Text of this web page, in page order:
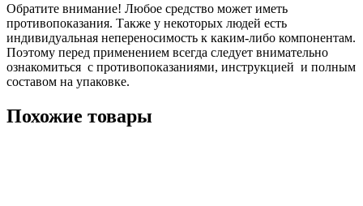
Обратите внимание! Любое средство может иметь
противопоказания. Также у некоторых людей есть
индивидуальная непереносимость к каким-либо компонентам.
Поэтому перед применением всегда следует внимательно
ознакомиться с противопоказаниями, инструкцией и полным
составом на упаковке.
Похожие товары